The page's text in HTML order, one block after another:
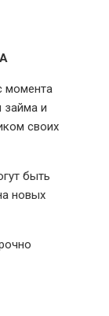
момента
и
своих
быть
новых